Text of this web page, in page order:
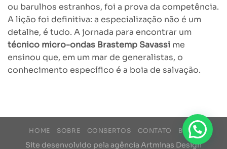
ou barulhos estranhos, foi a prova da competência.
A lição foi definitiva: a especialização não é um
detalhe, é tudo. A jornada para encontrar um
técnico micro-ondas Brastemp Savassi me
ensinou que, em um mar de generalistas, o
conhecimento específico é a boia de salvação.
HOME SOBRE CONSERTOS CONTATO BLOG
Site desenvolvido pela agência Artminas Design